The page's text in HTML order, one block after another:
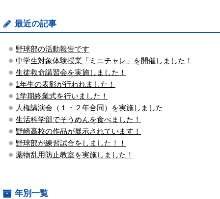
最近の記事
野球部の活動報告です
中学生対象体験授業「ミニチャレ」を開催しました！
生徒救命講習会を実施しました！
1年生の表彰が行われました！
1学期終業式を行いました！
人権講演会（１・２年合同）を実施しました
生活科学部でそうめんを食べました！
野崎高校の作品が展示されています！
野球部が練習試合をしました！！
薬物乱用防止教室を実施しました！
年別一覧